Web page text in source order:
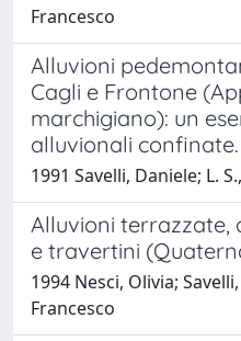
Francesco
Alluvioni
Cagli e Frontone
marchigiano): un
alluvionali confinate.
1991 Savelli, Daniele; L.
Alluvioni terrazzate,
e travertini
1994 Nesci, Olivia;
Francesco